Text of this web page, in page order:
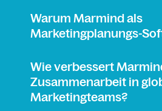
Warum Marmind als
Marketingplanungs-
Wie verbessert
Zusammenarbeit in
Marketingteams?